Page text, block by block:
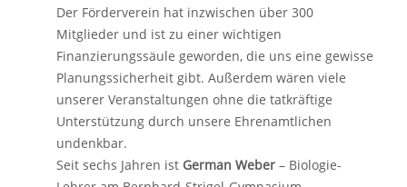
Der Förderverein hat inzwischen über 300
Mitglieder und ist zu einer wichtigen
Finanzierungssäule geworden, die uns eine gewisse
Planungssicherheit gibt. Außerdem wären viele
unserer Veranstaltungen ohne die tatkräftige
Unterstützung durch unsere Ehrenamtlichen
undenkbar.
Seit sechs Jahren ist German Weber – Biologie-